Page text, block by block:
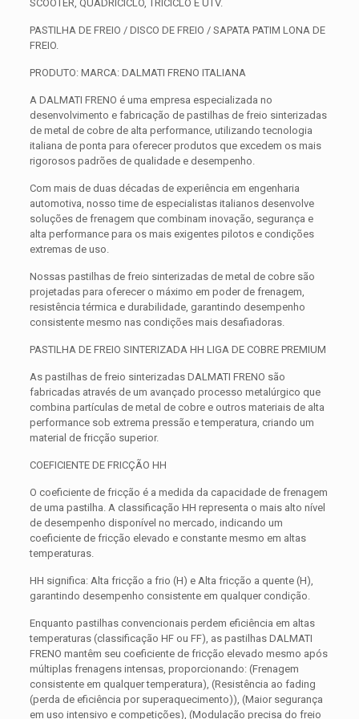
SCOOTER, QUADRICICLO, TRICICLO E UTV.
PASTILHA DE FREIO / DISCO DE FREIO / SAPATA PATIM LONA DE
FREIO.
PRODUTO: MARCA: DALMATI FRENO ITALIANA
A DALMATI FRENO é uma empresa especializada no
desenvolvimento e fabricação de pastilhas de freio sinterizadas
de metal de cobre de alta performance, utilizando tecnologia
italiana de ponta para oferecer produtos que excedem os mais
rigorosos padrões de qualidade e desempenho.
Com mais de duas décadas de experiência em engenharia
automotiva, nosso time de especialistas italianos desenvolve
soluções de frenagem que combinam inovação, segurança e
alta performance para os mais exigentes pilotos e condições
extremas de uso.
Nossas pastilhas de freio sinterizadas de metal de cobre são
projetadas para oferecer o máximo em poder de frenagem,
resistência térmica e durabilidade, garantindo desempenho
consistente mesmo nas condições mais desafiadoras.
PASTILHA DE FREIO SINTERIZADA HH LIGA DE COBRE PREMIUM
As pastilhas de freio sinterizadas DALMATI FRENO são
fabricadas através de um avançado processo metalúrgico que
combina partículas de metal de cobre e outros materiais de alta
performance sob extrema pressão e temperatura, criando um
material de fricção superior.
COEFICIENTE DE FRICÇÃO HH
O coeficiente de fricção é a medida da capacidade de frenagem
de uma pastilha. A classificação HH representa o mais alto nível
de desempenho disponível no mercado, indicando um
coeficiente de fricção elevado e constante mesmo em altas
temperaturas.
HH significa: Alta fricção a frio (H) e Alta fricção a quente (H),
garantindo desempenho consistente em qualquer condição.
Enquanto pastilhas convencionais perdem eficiência em altas
temperaturas (classificação HF ou FF), as pastilhas DALMATI
FRENO mantêm seu coeficiente de fricção elevado mesmo após
múltiplas frenagens intensas, proporcionando: (Frenagem
consistente em qualquer temperatura), (Resistência ao fading
(perda de eficiência por superaquecimento)), (Maior segurança
em uso intensivo e competições), (Modulação precisa do freio